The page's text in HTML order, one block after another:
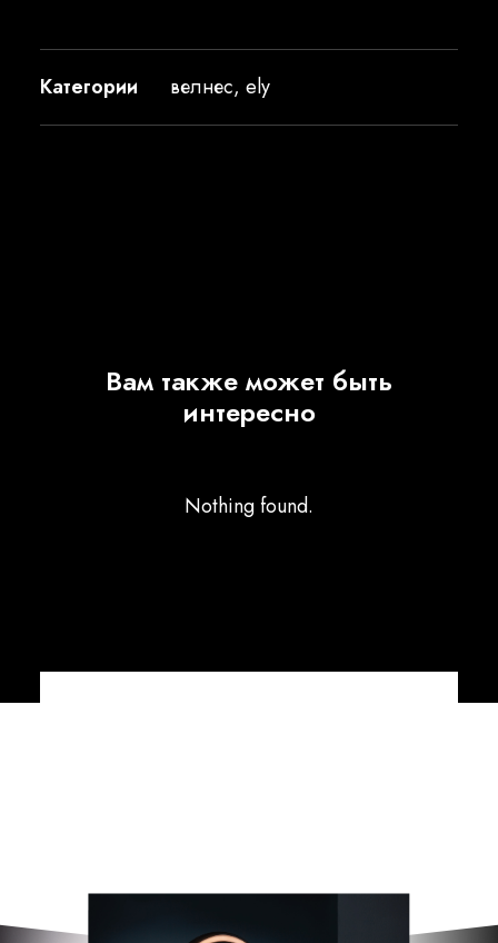
Категории велнес, ely
Вам также может быть
интересно
Nothing found.